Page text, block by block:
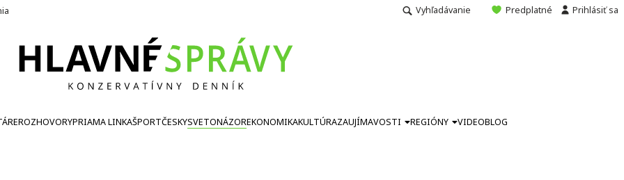
Vyhľadávanie Predplatné Prihlásiť sa
ROZHOVORYPRIAMA LINKAŠPORTČESKYSVETONÁZOREKONOMIKAKULTÚRAZAUJÍMAVOSTI REGIÓNY VIDEOBLOG